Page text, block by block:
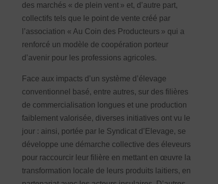
des marchés « de plein vent » et, d’autre part,
collectifs tels que le point de vente créé par
l’association « Au Coin des Producteurs » qui a
renforcé un modèle de coopération porteur
d’avenir pour les professions agricoles.
Face aux impacts d’un système d’élevage
conventionnel basé, entre autres, sur des filières
de commercialisation longues et une production
faiblement valorisée, diverses initiatives ont vu le
jour : ainsi, portée par le Syndicat d’Elevage, se
développe une démarche collective des éleveurs
pour raccourcir leur filière en mettant en œuvre la
transformation locale de leurs produits laitiers, en